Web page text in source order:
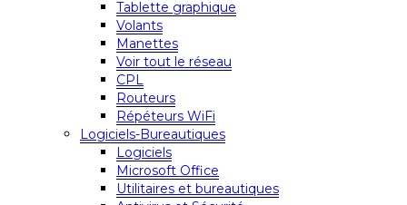
Tablette graphique
Volants
Manettes
Voir tout le réseau
CPL
Routeurs
Répéteurs WiFi
Logiciels-Bureautiques
Logiciels
Microsoft Office
Utilitaires et bureautiques